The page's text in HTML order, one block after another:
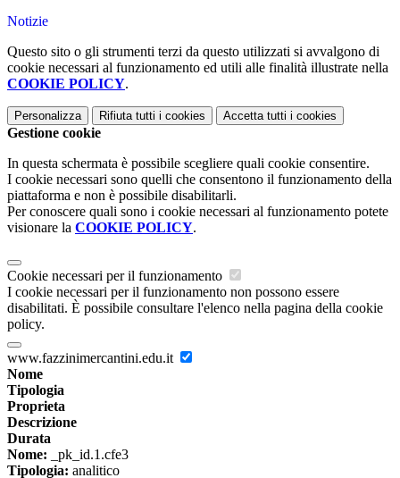
Notizie
Questo sito o gli strumenti terzi da questo utilizzati si avvalgono di
cookie necessari al funzionamento ed utili alle finalità illustrate nella
COOKIE POLICY.
Personalizza Rifiuta tutti i cookies Accetta tutti i cookies
Gestione cookie
In questa schermata è possibile scegliere quali cookie consentire.
I cookie necessari sono quelli che consentono il funzionamento della
piattaforma e non è possibile disabilitarli.
Per conoscere quali sono i cookie necessari al funzionamento potete
visionare la COOKIE POLICY.
Cookie necessari per il funzionamento
I cookie necessari per il funzionamento non possono essere
disabilitati. È possibile consultare l'elenco nella pagina della cookie
policy.
www.fazzinimercantini.edu.it
Nome
Tipologia
Proprieta
Descrizione
Durata
Nome: _pk_id.1.cfe3
Tipologia: analitico